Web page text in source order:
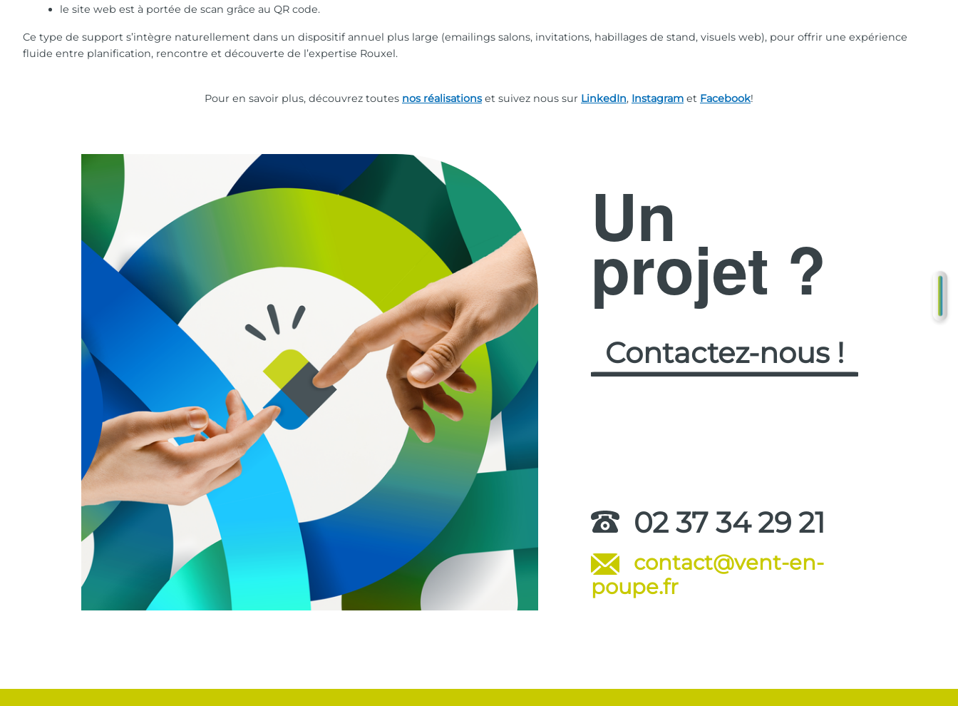
le site web est à portée de scan grâce au QR code.
Ce type de support s’intègre naturellement dans un dispositif annuel plus large (emailings salons, invitations, habillages de stand, visuels web), pour offrir une expérience
fluide entre planification, rencontre et découverte de l’expertise Rouxel.
Pour en savoir plus, découvrez toutes nos réalisationset suivez nous sur LinkedIn, Instagram et Facebook!
Un
projet ?
Contactez-nous !
02 37 34 29 21
contact@vent-en-
poupe.fr